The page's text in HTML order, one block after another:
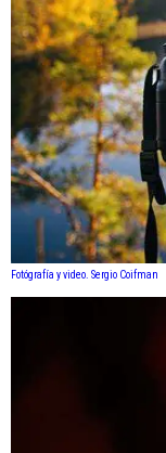
Fotógrafía y video. Sergio Coifman